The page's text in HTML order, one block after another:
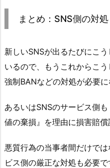
まとめ：SNS側の対
新しいSNSが出るたびにこ
いるので、もうこれからこ
強制BANなどの対処が必要に
あるいはSNSのサービス側
値の棄損』を理由に損害賠償
悪質行為の当事者間だけで
ビス側の厳正な対処も必要で